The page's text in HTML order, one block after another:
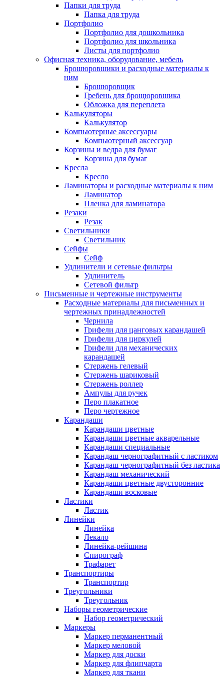
Папки для труда
Папка для труда
Портфолио
Портфолио для дошкольника
Портфолио для школьника
Листы для портфолио
Офисная техника, оборудование, мебель
Брошюровшики и расходные материалы к
ним
Брошюровщик
Гребень для брощюровшика
Обложка для переплета
Калькуляторы
Калькулятор
Компьютерные аксессуары
Компьютерный аксессуар
Корзины и ведра для бумаг
Корзина для бумаг
Кресла
Кресло
Ламинаторы и расходные материалы к ним
Ламинатор
Пленка для ламинатора
Резаки
Резак
Светильники
Светильник
Сейфы
Сейф
Удлинители и сетевые фильтры
Удлинитель
Сетевой фильтр
Письменные и чертежные инструменты
Расходные материалы для письменных и
чертежных принадлежностей
Чернила
Грифели для цанговых карандашей
Грифели для циркулей
Грифели для механических
карандашей
Стержень гелевый
Стержень шариковый
Стержень роллер
Ампулы для ручек
Перо плакатное
Перо чертежное
Карандаши
Карандаши цветные
Карандаши цветные акварельные
Карандаши специальные
Карандаш чернографитный с ластиком
Карандаш чернографитный без ластика
Карандаш механический
Карандаши цветные двусторонние
Карандаши восковые
Ластики
Ластик
Линейки
Линейка
Лекало
Линейка-рейшина
Спирограф
Трафарет
Транспортиры
Транспортир
Треугольники
Треугольник
Наборы геометрические
Набор геометрический
Маркеры
Маркер перманентный
Маркер меловой
Маркер для доски
Маркер для флипчарта
Маркер для ткани